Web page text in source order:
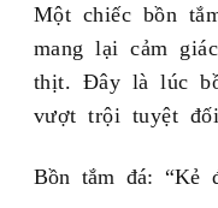
Một chiếc bồn
mang lại cảm
thịt. Đây là lúc
vượt trội tuyệt
Bồn tắm đá: “Kẻ